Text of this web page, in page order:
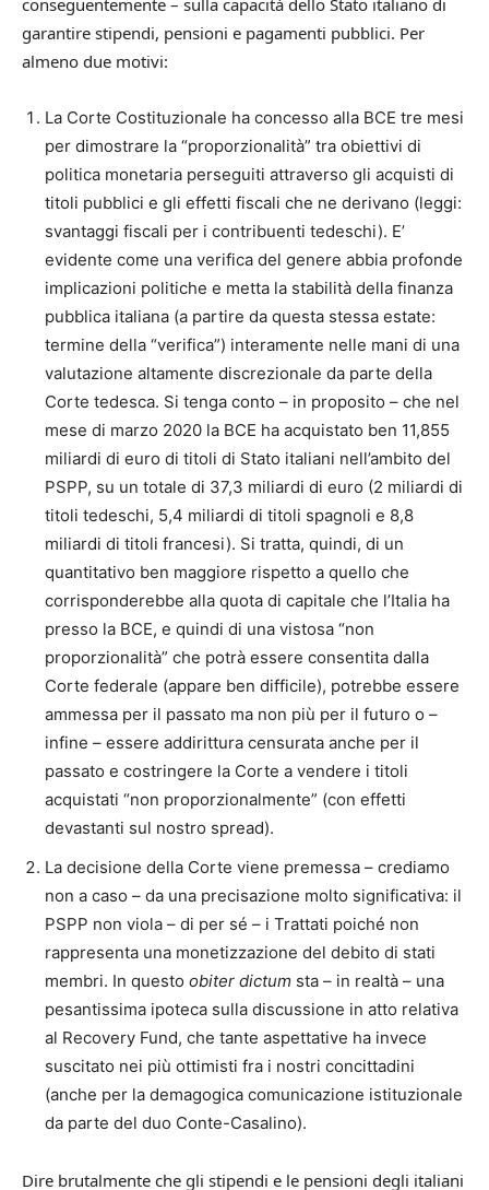
conseguentemente – sulla capacità dello Stato italiano di
garantire stipendi, pensioni e pagamenti pubblici. Per
almeno due motivi:
La Corte Costituzionale ha concesso alla BCE tre mesi
per dimostrare la “proporzionalità” tra obiettivi di
politica monetaria perseguiti attraverso gli acquisti di
titoli pubblici e gli effetti fiscali che ne derivano (leggi:
svantaggi fiscali per i contribuenti tedeschi). E’
evidente come una verifica del genere abbia profonde
implicazioni politiche e metta la stabilità della finanza
pubblica italiana (a partire da questa stessa estate:
termine della “verifica”) interamente nelle mani di una
valutazione altamente discrezionale da parte della
Corte tedesca. Si tenga conto – in proposito – che nel
mese di marzo 2020 la BCE ha acquistato ben 11,855
miliardi di euro di titoli di Stato italiani nell’ambito del
PSPP, su un totale di 37,3 miliardi di euro (2 miliardi di
titoli tedeschi, 5,4 miliardi di titoli spagnoli e 8,8
miliardi di titoli francesi). Si tratta, quindi, di un
quantitativo ben maggiore rispetto a quello che
corrisponderebbe alla quota di capitale che l’Italia ha
presso la BCE, e quindi di una vistosa “non
proporzionalità” che potrà essere consentita dalla
Corte federale (appare ben difficile), potrebbe essere
ammessa per il passato ma non più per il futuro o –
infine – essere addirittura censurata anche per il
passato e costringere la Corte a vendere i titoli
acquistati “non proporzionalmente” (con effetti
devastanti sul nostro spread).
La decisione della Corte viene premessa – crediamo
non a caso – da una precisazione molto significativa: il
PSPP non viola – di per sé – i Trattati poiché non
rappresenta una monetizzazione del debito di stati
membri. In questo obiter dictum sta – in realtà – una
pesantissima ipoteca sulla discussione in atto relativa
al Recovery Fund, che tante aspettative ha invece
suscitato nei più ottimisti fra i nostri concittadini
(anche per la demagogica comunicazione istituzionale
da parte del duo Conte-Casalino).
Dire brutalmente che gli stipendi e le pensioni degli italiani